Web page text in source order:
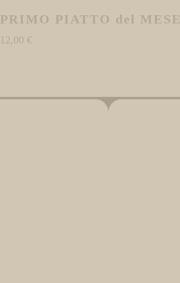
PRIMO PIATTO del MESE
12,00 €